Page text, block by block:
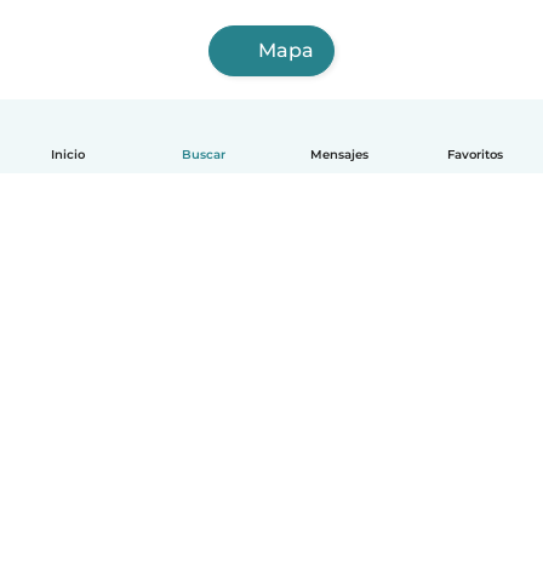
Inicio Buscar Mensajes Favoritos
Mapa